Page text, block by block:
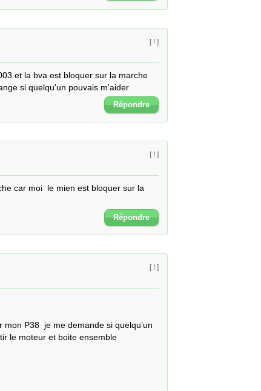
[ ! ]
et la bva est bloquer sur la marche
si quelqu'un pouvais m'aider
Répondre
[ ! ]
car moi  le mien est bloquer sur la
Répondre
[ ! ]
P38  je me demande si quelqu’un
le moteur et boite ensemble